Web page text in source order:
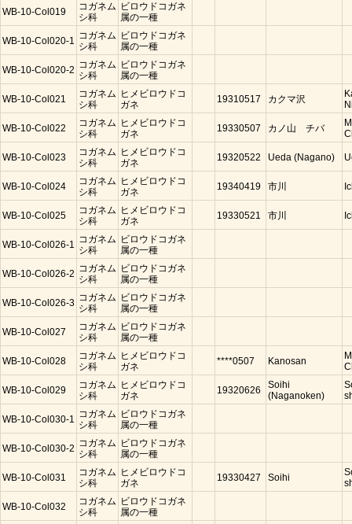
WB-10-Col019
コガネム
シ科
ビロウドコガネ
属の一種
WB-10-Col020-1 コガネム
シ科
ビロウドコガネ
属の一種
WB-10-Col020-2 コガネム
シ科
ビロウドコガネ
属の一種
WB-10-Col021
コガネム
シ科
ヒメビロウドコ
ガネ
19310517 カクマ沢
WB-10-Col022
コガネム
シ科
ヒメビロウドコ
ガネ
19330507 カノ山 チバ
WB-10-Col023
コガネム
シ科
ヒメビロウドコ
ガネ
19320522 Ueda (Nagano)
WB-10-Col024
コガネム
シ科
ヒメビロウドコ
ガネ
19340419 市川
WB-10-Col025
コガネム
シ科
ヒメビロウドコ
ガネ
19330521 市川
WB-10-Col026-1 コガネム
シ科
ビロウドコガネ
属の一種
WB-10-Col026-2 コガネム
シ科
ビロウドコガネ
属の一種
WB-10-Col026-3 コガネム
シ科
ビロウドコガネ
属の一種
WB-10-Col027
コガネム
シ科
ビロウドコガネ
属の一種
WB-10-Col028
コガネム
シ科
ヒメビロウドコ
ガネ
****0507 Kanosan
WB-10-Col029
コガネム
シ科
ヒメビロウドコ
ガネ
19320626
Soihi
(Naganoken)
WB-10-Col030-1 コガネム
シ科
ビロウドコガネ
属の一種
WB-10-Col030-2 コガネム
シ科
ビロウドコガネ
属の一種
WB-10-Col031
コガネム
シ科
ヒメビロウドコ
ガネ
19330427 Soihi
WB-10-Col032
コガネム
シ科
ビロウドコガネ
属の一種